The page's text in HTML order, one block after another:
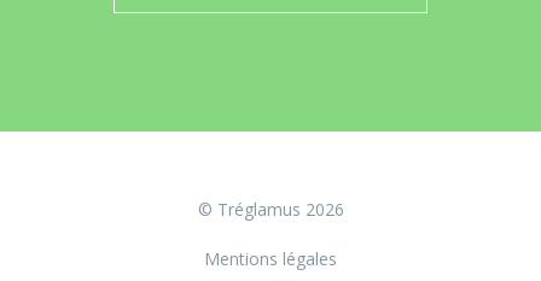
© Tréglamus 2026
Mentions légales